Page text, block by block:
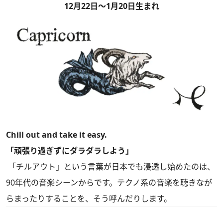
12月22日～1月20日生まれ
Chill out and take it easy.
「頑張り過ぎずにダラダラしよう」
「チルアウト」という言葉が日本でも浸透し始めたのは、
90年代の音楽シーンからです。テクノ系の音楽を聴きなが
らまったりすることを、そう呼んだりします。